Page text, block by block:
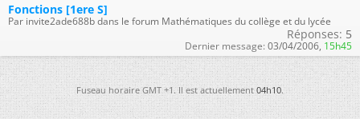
Fonctions [1ere S]
Par invite2ade688b dans le forum Mathématiques du collège et du lycée
Réponses: 5
Dernier message: 03/04/2006, 15h45
Fuseau horaire GMT +1. Il est actuellement04h10.